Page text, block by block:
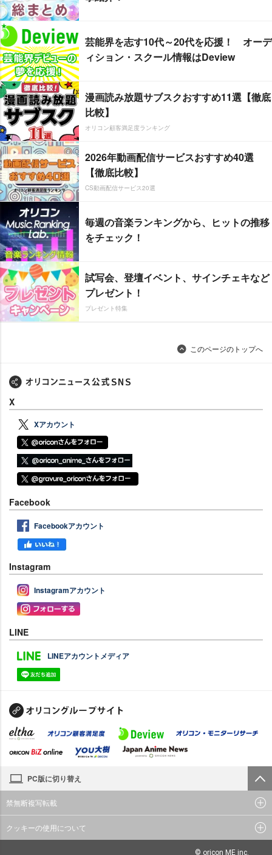
芸能界を志す10代～20代を応援！ オーデ
ィション・スクール情報はDeview
漫画読み放題サブスクおすすめ11選【徹底
比較】
オリコン顧客満足度ランキング
2026年動画配信サービスおすすめ40選
【徹底比較】
CS動画配信サービス20選
毎週の音楽ランキングから、ヒットの推移
をチェック！
試写会、登壇イベント、サインチェキなど
プレゼント！
プレゼント特集
このページのトップへ
X
Xアカウント
Facebook
Facebookアカウント
Instagram
Instagramアカウント
LINE
LINEアカウントメディア
PC版に切り替え
禁無断複写転載
クッキーの使用について
© oricon ME inc.